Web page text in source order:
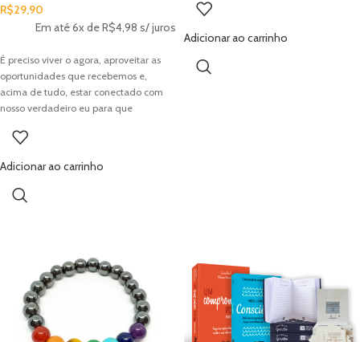
R$29,90
Em até 6x deR$4,98 s/ juros
É preciso viver o agora, aproveitar as
oportunidades que recebemos e,
acima de tudo, estar conectado com
nosso verdadeiro eu para que
tornarmos pessoas melhores.
ao caos, aos pensamentos
desordenados e aos problemas do dia
a dia existem as práticas de meditação,
vida. Em A caminhada da Meditação,
Tadashi Kadomoto, autor best-seller,
trará 21 dias de práticas necessárias
para que possamos sair da desordem e
encontrar uma vida repleta de paz e
Adicionar ao carrinho
Adicionar ao carrinho